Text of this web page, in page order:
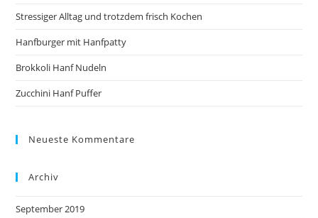
Stressiger Alltag und trotzdem frisch Kochen
Hanfburger mit Hanfpatty
Brokkoli Hanf Nudeln
Zucchini Hanf Puffer
Neueste Kommentare
Archiv
September 2019